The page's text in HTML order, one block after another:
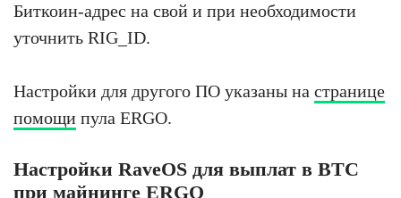
Биткоин-адрес на свой и при необходимости
уточнить RIG_ID.
Настройки для другого ПО указаны на странице
помощи пула ERGO.
Настройки RaveOS для выплат в BTC
при майнинге ERGO